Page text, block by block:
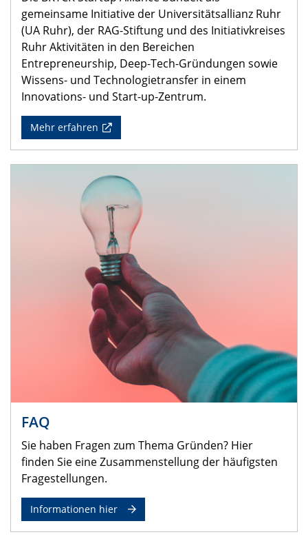
gemeinsame Initiative der Universitätsallianz Ruhr
(UA Ruhr), der RAG-Stiftung und des Initiativkreises
Ruhr Aktivitäten in den Bereichen
Entrepreneurship, Deep-Tech-Gründungen sowie
Wissens- und Technologietransfer in einem
Innovations- und Start-up-Zentrum.
Mehr erfahren
FAQ
Sie haben Fragen zum Thema Gründen? Hier
finden Sie eine Zusammenstellung der häufigsten
Fragestellungen.
Informationen hier